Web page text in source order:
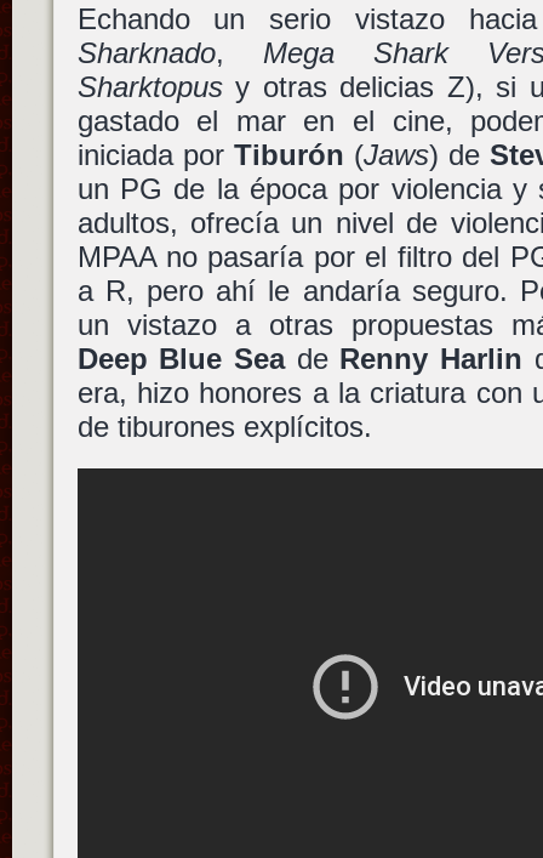
Echando un serio vistazo
Sharknado, Mega Shark
Sharktopusy otras delicias Z), si
gastado el mar en el cine,
iniciada por Tiburón (Jaws) de
un PG de la época por violencia y
adultos, ofrecía un nivel de
MPAA no pasaría por el filtro del
a R, pero ahí le andaría seguro.
un vistazo a otras propuestas
Deep Blue Seade Renny Harlin
era, hizo honores a la criatura con
de tiburones explícitos.